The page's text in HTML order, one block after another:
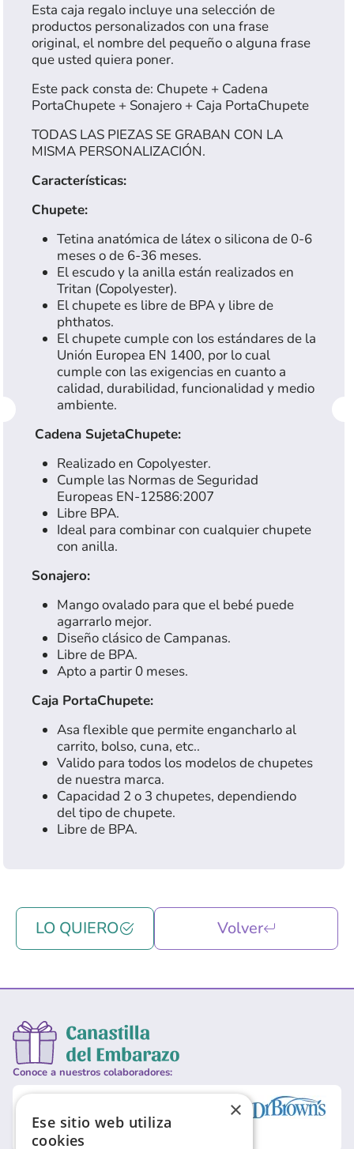
Esta caja regalo incluye una selección de
productos personalizados con una frase
original, el nombre del pequeño o alguna frase
que usted quiera poner.
Este pack consta de: Chupete + Cadena
PortaChupete + Sonajero + Caja PortaChupete
TODAS LAS PIEZAS SE GRABAN CON LA
MISMA PERSONALIZACIÓN.
Características:
Chupete:
Tetina anatómica de látex o silicona de 0-6
meses o de 6-36 meses.
El escudo y la anilla están realizados en
Tritan (Copolyester).
El chupete es libre de BPA y libre de
phthatos.
El chupete cumple con los estándares de la
Unión Europea EN 1400, por lo cual
cumple con las exigencias en cuanto a
calidad, durabilidad, funcionalidad y medio
ambiente.
Cadena SujetaChupete:
Realizado en Copolyester.
Cumple las Normas de Seguridad
Europeas EN-12586:2007
Libre BPA.
Ideal para combinar con cualquier chupete
con anilla.
Sonajero:
Mango ovalado para que el bebé puede
agarrarlo mejor.
Diseño clásico de Campanas.
Libre de BPA.
Apto a partir 0 meses.
Caja PortaChupete:
Asa flexible que permite engancharlo al
carrito, bolso, cuna, etc..
Valido para todos los modelos de chupetes
de nuestra marca.
Capacidad 2 o 3 chupetes, dependiendo
del tipo de chupete.
Libre de BPA.
LO QUIERO Volver
Conoce a nuestros colaboradores:
×
Ese sitio web utiliza
cookies